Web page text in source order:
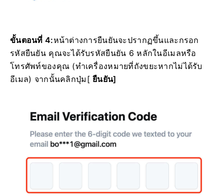
ขั้นตอนที่ 4:หน้าต่างการยืนยันจะปรากฏขึ้นและกรอก
รหัสยืนยัน คุณจะได้รับรหัสยืนยัน 6 หลักในอีเมลหรือ
โทรศัพท์ของคุณ (ทำเครื่องหมายที่ถังขยะหากไม่ได้รับ
อีเมล) จากนั้นคลิกปุ่ม [ยืนยัน]